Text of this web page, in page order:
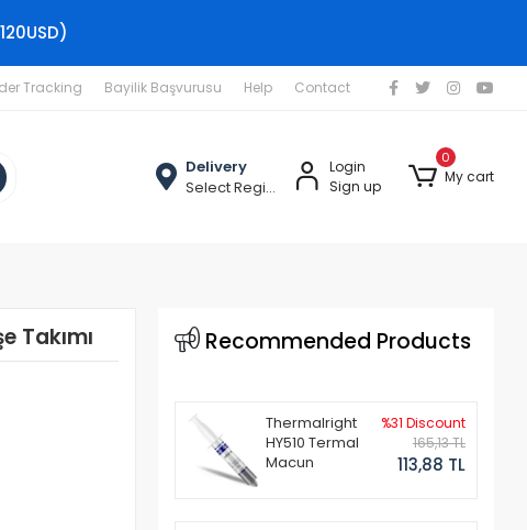
Tracking Bayilik Başvurusu Help Contact
Delivery
Select Region
Login
Sign up
0
My cart
Takımı Recommended Products
Thermalright
HY510 Termal
Macun
%31 Discount
165,13 TL
113,88 TL